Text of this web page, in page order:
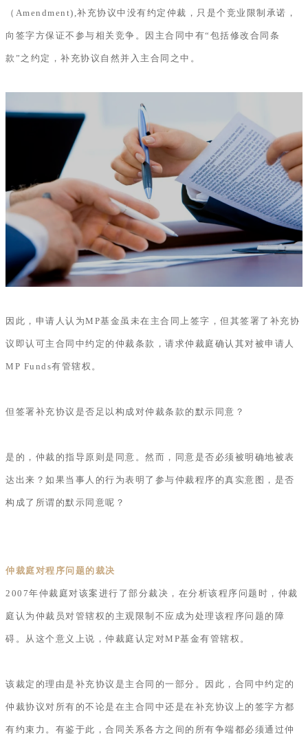
（Amendment),补充协议中没有约定仲裁，只是个竞业限制承诺，
向签字方保证不参与相关竞争。因主合同中有“包括修改合同条
款”之约定，补充协议自然并入主合同之中。
因此，申请人认为MP基金虽未在主合同上签字，但其签署了补充协
议即认可主合同中约定的仲裁条款，请求仲裁庭确认其对被申请人
MP Funds有管辖权。
但签署补充协议是否足以构成对仲裁条款的默示同意？
是的，仲裁的指导原则是同意。然而，同意是否必须被明确地被表
达出来？如果当事人的行为表明了参与仲裁程序的真实意图，是否
构成了所谓的默示同意呢？
仲裁庭对程序问题的裁决
2007年仲裁庭对该案进行了部分裁决，在分析该程序问题时，仲裁
庭认为仲裁员对管辖权的主观限制不应成为处理该程序问题的障
碍。从这个意义上说，仲裁庭认定对MP基金有管辖权。
该裁定的理由是补充协议是主合同的一部分。因此，合同中约定的
仲裁协议对所有的不论是在主合同中还是在补充协议上的签字方都
有约束力。有鉴于此，合同关系各方之间的所有争端都必须通过仲